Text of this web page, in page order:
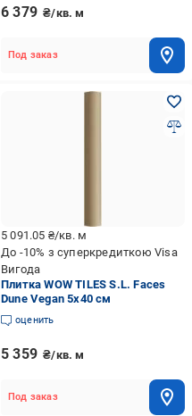
6 379 ₴/кв. м
Под заказ
5 091.05 ₴/кв. м
До -10% з суперкредиткою Visa
Вигода
Плитка WOW TILES S.L. Faces
Dune Vegan 5x40 см
оценить
5 359 ₴/кв. м
Под заказ